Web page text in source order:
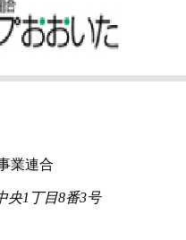
業連合
央1丁目8番3号